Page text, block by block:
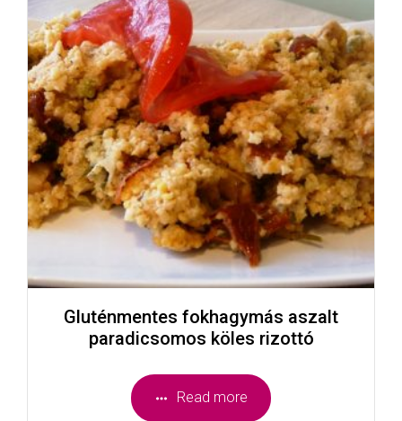
Gluténmentes fokhagymás aszalt
paradicsomos köles rizottó
Read more